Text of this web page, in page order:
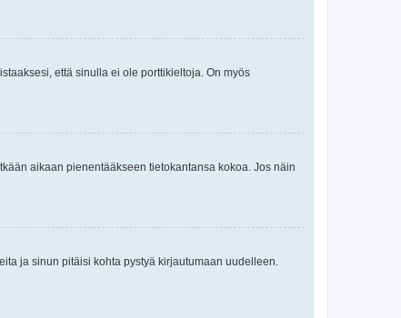
että sinulla ei ole porttikieltoja. On myös
aikaan pienentääkseen tietokantansa kokoa. Jos näin
ja sinun pitäisi kohta pystyä kirjautumaan uudelleen.